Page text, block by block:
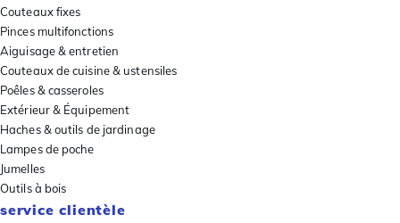
Couteaux fixes
Pinces multifonctions
Aiguisage & entretien
Couteaux de cuisine & ustensiles
Poêles & casseroles
Extérieur & Équipement
Haches & outils de jardinage
Lampes de poche
Jumelles
Outils à bois
service clientèle